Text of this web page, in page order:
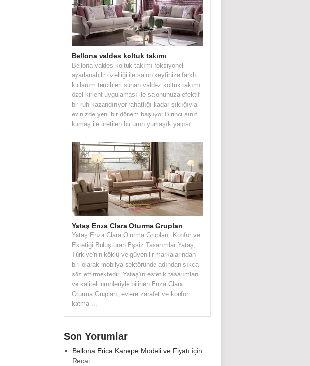
Bellona valdes koltuk takımı
Bellona valdes koltuk takımı foksiyonel
ayarlanabilir özelliği ile salon keyfinize farklı
kullanım tercihleri sunan valdez koltuk takımı
özel kirlent uygulaması ile salonunuza efektif
bir ruh kazandırıyor rahatlığı kadar şıklığıyla
evinizde yeni bir dönem başlıyor.Birinci sınıf
kumaş ile üretilen bu ürün yumaşık yapısı...
Yataş Enza Clara Oturma Grupları
Yataş Enza Clara Oturma Grupları: Konfor ve
Estetiği Buluşturan Eşsiz Tasarımlar Yataş,
Türkiye'nin köklü ve güvenilir markalarından
biri olarak mobilya sektöründe adından sıkça
söz ettirmektedir. Yataş'ın estetik tasarımları
ve kaliteli ürünleriyle bilinen Enza Clara
Oturma Grupları, evlere zarafet ve konfor
katma ...
Son Yorumlar
Bellona Erica Kanepe Modeli ve Fiyatı için
Recai